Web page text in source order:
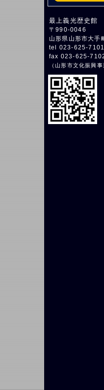
最上義光歴史館
〒990-0046
山形県山形市大手
tel 023-625-7101
fax 023-625-
（山形市文化振興事